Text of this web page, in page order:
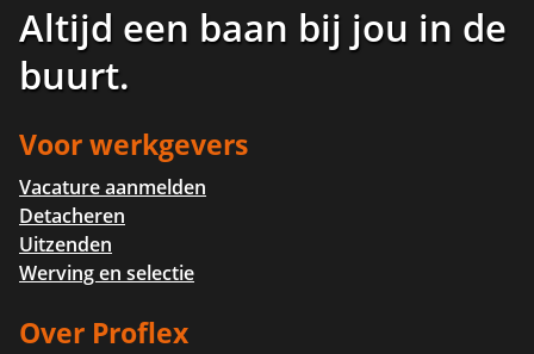
Altijd een baan bij jou in de
buurt.
Voor werkgevers
Vacature aanmelden
Detacheren
Uitzenden
Werving en selectie
Over Proflex